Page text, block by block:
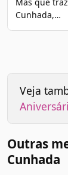
Mas que
Cunhada,…
Veja
Outras
Cunhada